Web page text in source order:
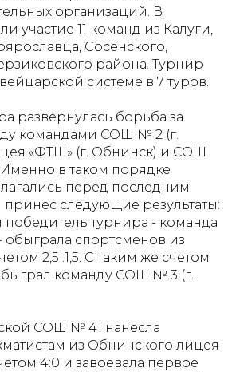
организаций. В
участие 11 команд из Калуги,
Сосенского,
района. Турнир
системе в 7 туров.
развернулась борьба за
командами СОШ № 2 (г.
«ФТШ» (г. Обнинск) и СОШ
Именно в таком порядке
перед последним
следующие результаты:
турнира - команда
обыграла спортсменов из
2,5 :1,5. С таким же счетом
команду СОШ № 3 (г.
СОШ № 41 нанесла
из Обнинского лицея
4:0 и завоевала первое